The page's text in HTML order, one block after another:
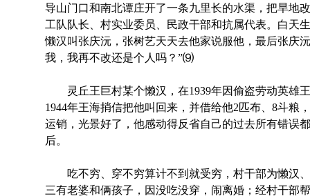
导山门口和南北谭庄开了一条九里长的水渠，把旱地
工队队长、村实业委员、民政干部和抗属代表。白天
懒汉叫张庆沅，张树艺天天去他家说服他，最后张庆
我，我再不改还是个人吗？”⑼
灵丘王巨村某个懒汉，在1939年因偷盗劳动英雄
1944年王海捎信把他叫回来，并借给他2匹布、8斗粮
运销，光景好了，他感动得反省自己的过去所有错误
后。
吃不穷、穿不穷算计不到就受穷，村干部为懒汉、
三有老婆和俩孩子，因没吃没穿，闹离婚；经村干部